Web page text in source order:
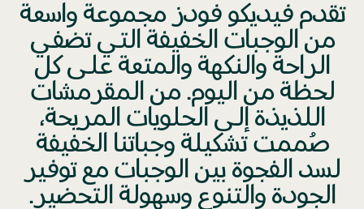
تقدم فيديكو فودز مجموعة واسعة
من الوجبات الخفيفة التي تضفي
الراحة والنكهة والمتعة على كل
لحظة من اليوم. من المقرمشات
اللذيذة إلى الحلويات المريحة،
صُممت تشكيلة وجباتنا الخفيفة
لسد الفجوة بين الوجبات مع توفير
الجودة والتنوع وسهولة التحضير.